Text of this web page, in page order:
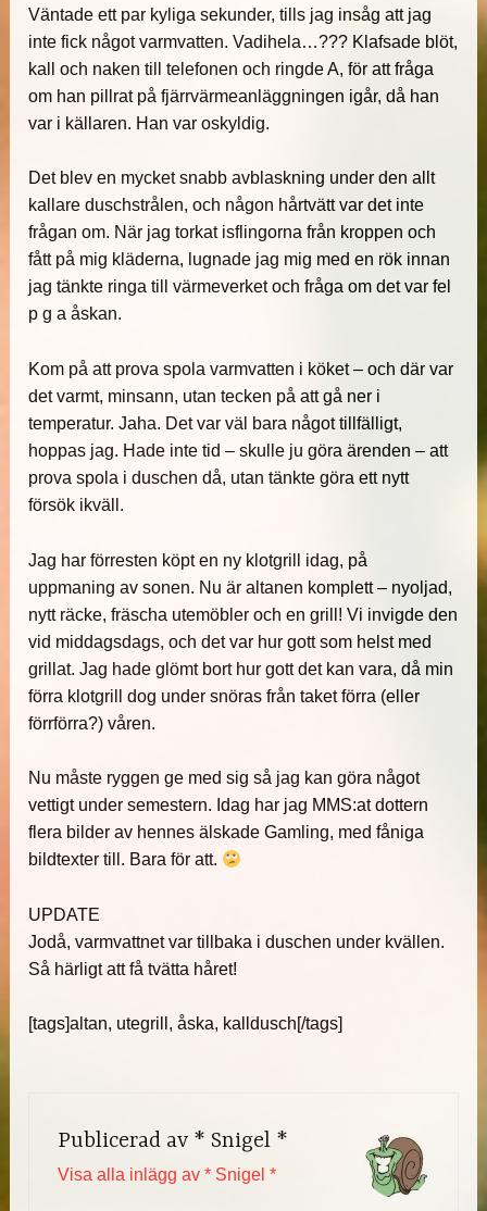
Väntade ett par kyliga sekunder, tills jag insåg att jag
inte fick något varmvatten. Vadihela…??? Klafsade blöt,
kall och naken till telefonen och ringde A, för att fråga
om han pillrat på fjärrvärmeanläggningen igår, då han
var i källaren. Han var oskyldig.
Det blev en mycket snabb avblaskning under den allt
kallare duschstrålen, och någon hårtvätt var det inte
frågan om. När jag torkat isflingorna från kroppen och
fått på mig kläderna, lugnade jag mig med en rök innan
jag tänkte ringa till värmeverket och fråga om det var fel
p g a åskan.
Kom på att prova spola varmvatten i köket – och där var
det varmt, minsann, utan tecken på att gå ner i
temperatur. Jaha. Det var väl bara något tillfälligt,
hoppas jag. Hade inte tid – skulle ju göra ärenden – att
prova spola i duschen då, utan tänkte göra ett nytt
försök ikväll.
Jag har förresten köpt en ny klotgrill idag, på
uppmaning av sonen. Nu är altanen komplett – nyoljad,
nytt räcke, fräscha utemöbler och en grill! Vi invigde den
vid middagsdags, och det var hur gott som helst med
grillat. Jag hade glömt bort hur gott det kan vara, då min
förra klotgrill dog under snöras från taket förra (eller
förrförra?) våren.
Nu måste ryggen ge med sig så jag kan göra något
vettigt under semestern. Idag har jag MMS:at dottern
flera bilder av hennes älskade Gamling, med fåniga
bildtexter till. Bara för att.
UPDATE
Jodå, varmvattnet var tillbaka i duschen under kvällen.
Så härligt att få tvätta håret!
[tags]altan, utegrill, åska, kalldusch[/tags]
Publicerad av * Snigel *
Visa alla inlägg av * Snigel *